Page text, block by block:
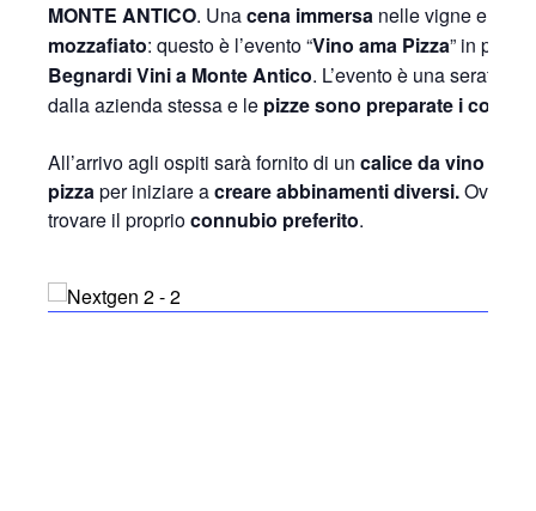
MONTE ANTICO. Unacena immersa nelle vigne e nei
mozzafiato: questo è l’evento “Vino ama Pizza” in
Begnardi Vini a Monte Antico. L’evento è una serata di
dalla azienda stessa e le pizze sono preparate i con
All’arrivo agli ospiti sarà fornito di un calice da vino
pizzaper iniziare acreare abbinamenti diversi.
trovare il proprioconnubio preferito.